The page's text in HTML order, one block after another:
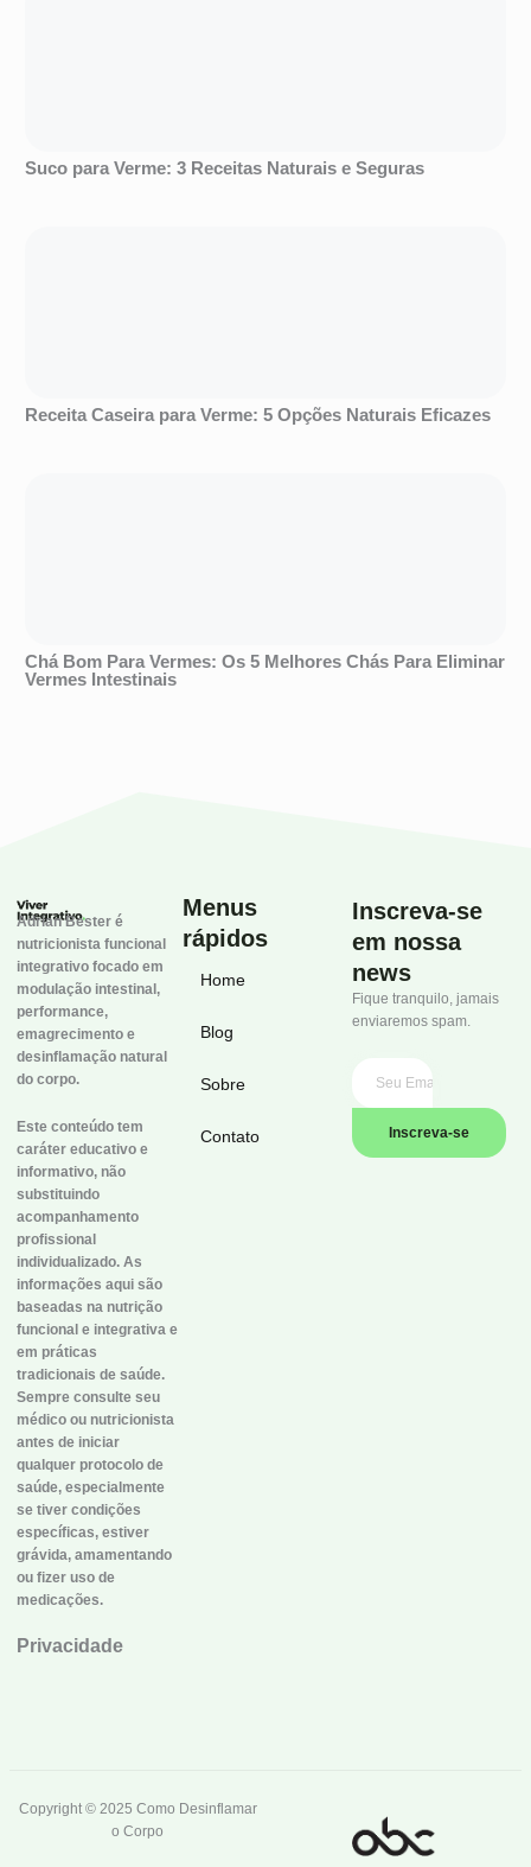
Suco para Verme: 3 Receitas Naturais e Seguras
Receita Caseira para Verme: 5 Opções Naturais Eficazes
Chá Bom Para Vermes: Os 5 Melhores Chás Para Eliminar
Vermes Intestinais
Adrian Bester é
nutricionista funcional
integrativo focado em
modulação intestinal,
performance,
emagrecimento e
desinflamação natural
do corpo.
Este conteúdo tem
caráter educativo e
informativo, não
substituindo
acompanhamento
profissional
individualizado. As
informações aqui são
baseadas na nutrição
funcional e integrativa e
em práticas
tradicionais de saúde.
Sempre consulte seu
médico ou nutricionista
antes de iniciar
qualquer protocolo de
saúde, especialmente
se tiver condições
específicas, estiver
grávida, amamentando
ou fizer uso de
medicações.
Privacidade
Menus
rápidos
Home
Blog
Sobre
Contato
Inscreva-se
em nossa
news
Fique tranquilo, jamais
enviaremos spam.
Inscreva-se
Copyright © 2025 Como Desinflamar
o Corpo